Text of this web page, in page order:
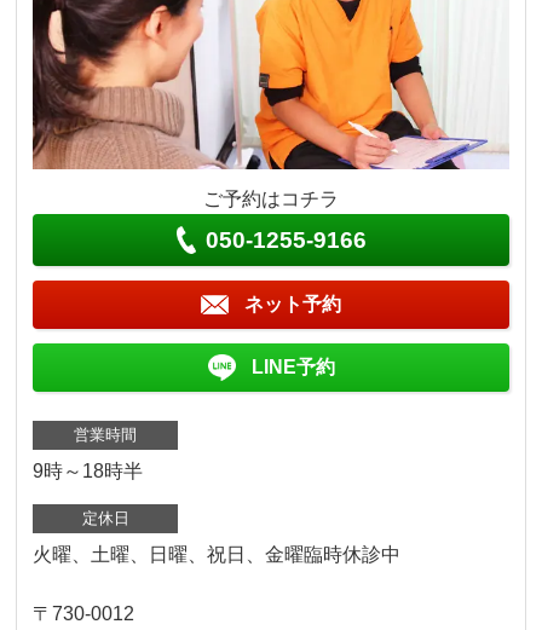
ご予約はコチラ
050-1255-9166
ネット予約
LINE予約
営業時間
9時～18時半
定休日
火曜、土曜、日曜、祝日、金曜臨時休診中
〒730-0012